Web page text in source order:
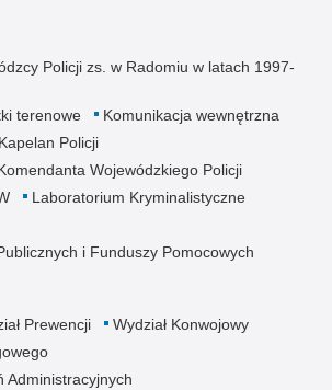
Policji zs. w Radomiu w latach 1997-
terenowe
Komunikacja wewnętrzna
Kapelan Policji
Wojewódzkiego Policji
Laboratorium Kryminalistyczne
i Funduszy Pomocowych
Prewencji
Wydział Konwojowy
Administracyjnych